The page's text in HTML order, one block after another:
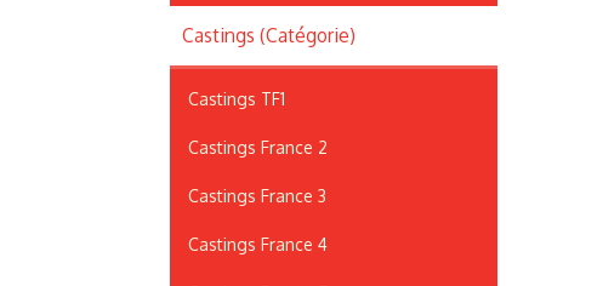
Castings (Catégorie)
Castings TF1
Castings France 2
Castings France 3
Castings France 4